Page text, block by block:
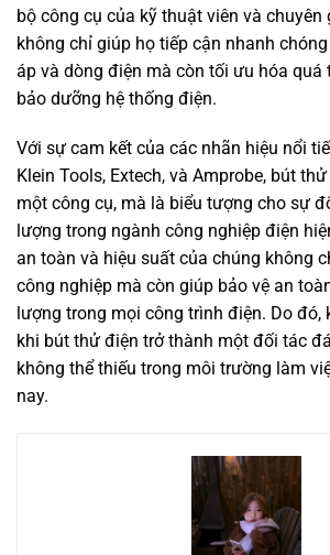
bộ công cụ của kỹ thuật viên và
không chỉ giúp họ tiếp cận nhanh
áp và dòng điện mà còn tối ưu hóa quá
bảo dưỡng hệ thống điện.
Với sự cam kết của các nhãn hiệu nổi
Klein Tools, Extech, và Amprobe, bút
một công cụ, mà là biểu tượng cho sự
lượng trong ngành công nghiệp điện
an toàn và hiệu suất của chúng không
công nghiệp mà còn giúp bảo vệ an
lượng trong mọi công trình điện. Do đó,
khi bút thử điện trở thành một đối tác
không thể thiếu trong môi trường làm
nay.